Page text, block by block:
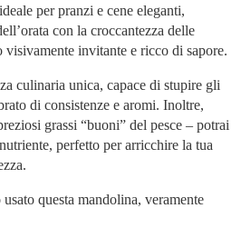
per pranzi e cene eleganti,
con la croccantezza delle
visivamente invitante e ricco di sapore.
culinaria unica, capace di stupire gli
di consistenze e aromi. Inoltre,
grassi “buoni” del pesce – potrai
perfetto per arricchire la tua
questa mandolina, veramente